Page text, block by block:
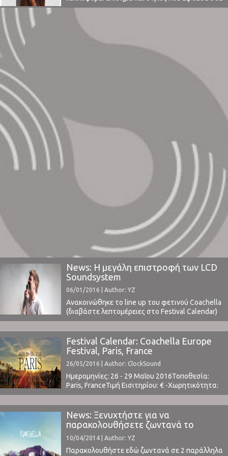
αυτιά του κόσμου ήταν για πολλούς
προσωπικά αυτόν τον χαρακτηρισμό. Βέβαια
μετά από ένα "αριστούργημα" οι προσδοκίες
είναι υψηλές και η μετάβαση από ...
News: Η μεγάλη επιστροφή των LCD
Soundsystem
06/01/2016 | Author: YZ
Ανακοινώθηκε το line up του φετινού Coachella
(διαβάστε λεπτομέρειες στο Festival Calendar)
και δε θα μπορούσαν να υπάρξουν καλύτερα
νέα από την επιστροφή – όχι των Guns ‘n’ Roses
– αλλά μιας από τις πιο σημαντικές μπάντες –
θρύλους των 2000’s, των LCD Soundsystem.Οι
LCD Soundsystem τον Απρίλη του 2011 ...
Festival Calendar: Coachella Europe
Festival, Paris, France
26/05/2016 | Author: ClockSound
Ημερομηνίες: 26 - 29 Μαΐου 2016Τοποθεσία:
Paris, FranceΤιμή Εισιτηρίου: € -Χωρητικότητα:
-Το Line Up περιλαμβάνει: T.b.a.Coachella Eurore
Festival Event
News: Ξενυχτήστε για να
παρακολουθήσετε ζωντανά το
Σαββατοκύριακο το Coachella
10/04/2014 | Author: YZ
Παρακολουθήστε εδώ ζωντανά σε 2 παράλληλα